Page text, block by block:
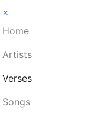
×
Home
Artists
Verses
Songs